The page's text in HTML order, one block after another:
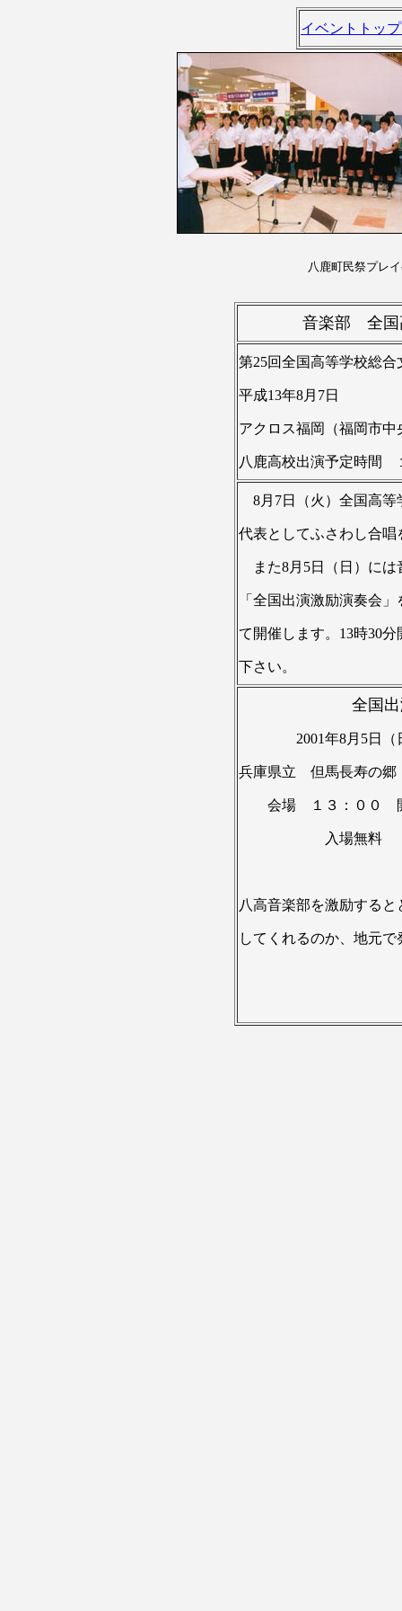
イベントトッ
八鹿町民祭プレ
音楽部 全国
第25回全国高等学校総
平成13年8月7日
アクロス福岡（福岡市
八鹿高校出演予定時間
8月7日（火）全国高等
代表としてふさわし合
また8月5日（日）には
「全国出演激励演奏会
て開催します。13時30
下さい。
全国出演
2001年8月5日（
兵庫県立 但馬長寿の郷
会場 １３：００
入場無料
八高音楽部を激励する
してくれるのか、地元